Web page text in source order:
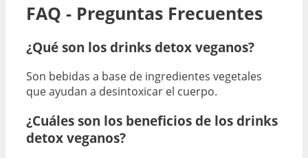
FAQ - Preguntas Frecuentes
¿Qué son los drinks detox veganos?
Son bebidas a base de ingredientes vegetales
que ayudan a desintoxicar el cuerpo.
¿Cuáles son los beneficios de los drinks
detox veganos?